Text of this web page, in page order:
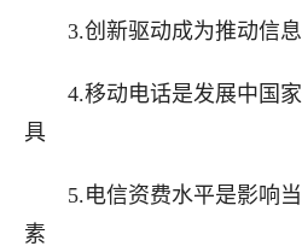
3.创新驱动成为推动信
4.移动电话是发展中国
具
5.电信资费水平是影响
素